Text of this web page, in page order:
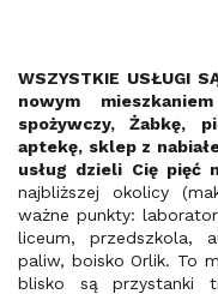
WSZYSTKIE USŁUGI
nowym
spożywczy, Żabkę,
aptekę, sklep z
usług dzieli Cię pięć
najbliższej okolicy
ważne punkty:
liceum, przedszkola,
paliw, boisko Orlik. To
blisko są przystanki